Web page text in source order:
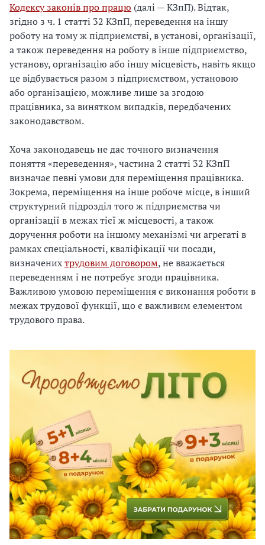
Кодексу законів про працю (далі — КЗпП). Відтак,
згідно з ч. 1 статті 32 КЗпП, переведення на іншу
роботу на тому ж підприємстві, в установі, організації,
а також переведення на роботу в інше підприємство,
установу, організацію або іншу місцевість, навіть якщо
це відбувається разом з підприємством, установою
або організацією, можливе лише за згодою
працівника, за винятком випадків, передбачених
законодавством.
Хоча законодавець не дає точного визначення
поняття «переведення», частина 2 статті 32 КЗпП
визначає певні умови для переміщення працівника.
Зокрема, переміщення на інше робоче місце, в інший
структурний підрозділ того ж підприємства чи
організації в межах тієї ж місцевості, а також
доручення роботи на іншому механізмі чи агрегаті в
рамках спеціальності, кваліфікації чи посади,
визначенихтрудовим договором, не вважається
переведенням і не потребує згоди працівника.
Важливою умовою переміщення є виконання роботи в
межах трудової функції, що є важливим елементом
трудового права.